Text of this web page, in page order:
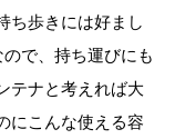
ち歩きには好まし
で、持ち運びにも
テナと考えれば大
にこんな使える容